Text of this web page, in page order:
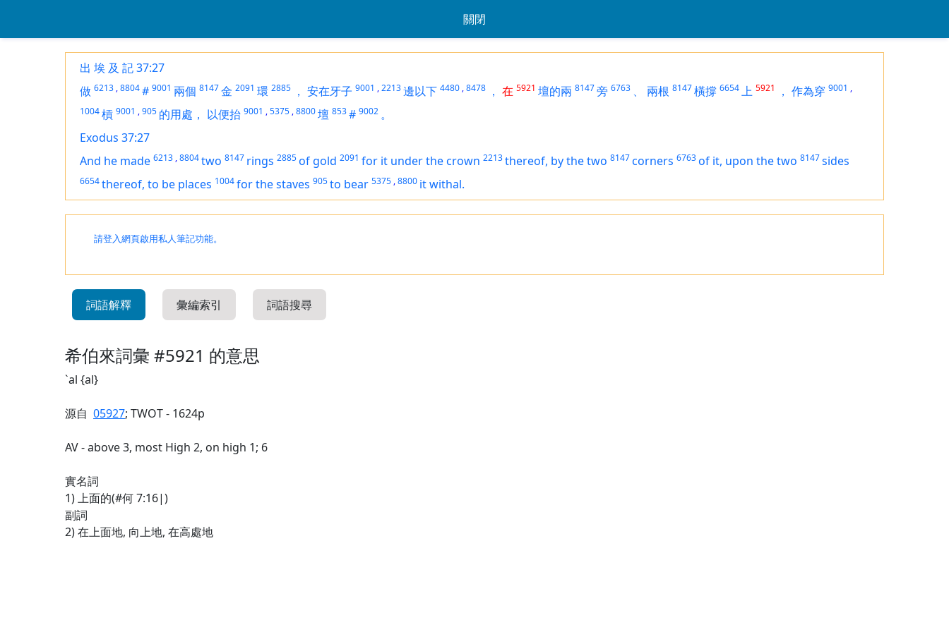
關閉
出 埃 及 記 37:27
做 6213 ,8804# 9001 兩個 8147金 2091 環 2885 ， 安在牙子 9001 ,2213邊以下 4480 ,8478 ， 在 5921 壇的兩 8147旁 6763 、 兩根 8147橫撐 6654上 5921 ， 作為穿 9001 ,
1004槓 9001 ,905 的用處， 以便抬 9001 ,5375 ,8800壇 853# 9002 。
Exodus 37:27
And he made 6213 ,8804two 8147 rings 2885of gold 2091 for it under the crown 2213thereof, by the two 8147corners 6763of it, upon the two 8147sides
6654thereof, to be places 1004for the staves 905to bear 5375 ,8800 it withal.
請登入網頁啟用私人筆記功能。
詞語解釋 彙編索引 詞語搜尋
希伯來詞彙 #5921 的意思
`al {al}
源自 05927; TWOT - 1624p
AV - above 3, most High 2, on high 1; 6
實名詞
1) 上面的(#何 7:16|)
副詞
2) 在上面地, 向上地, 在高處地